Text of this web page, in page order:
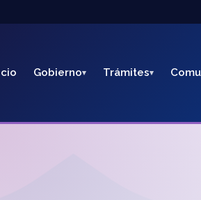
Gobierno Trámites